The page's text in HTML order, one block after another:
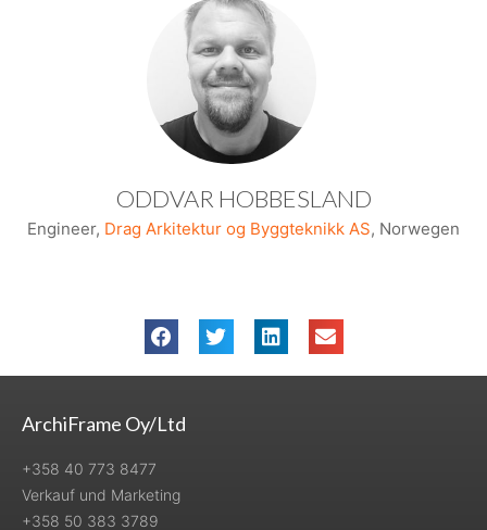
ODDVAR HOBBESLAND
Engineer, Drag Arkitektur og Byggteknikk AS, Norwegen
ArchiFrame Oy/Ltd
+358 40 773 8477
Verkauf und Marketing
+358 50 383 3789